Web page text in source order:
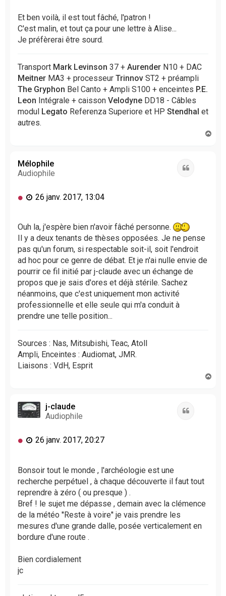
s
a
g
e
o
n
l
u
Et ben voilà, il est tout fâché, l'patron !
C'est malin, et tout ça pour une lettre à Alise...
Je préfèrerai être sourd.
Transport Mark Levinson 37 + Aurender N10 + DAC
Meitner MA3 + processeur Trinnov ST2 + préampli
The Gryphon Bel Canto + Ampli S100 + enceintes P.E.
Leon Intégrale + caisson Velodyne DD18 - Câbles
modul Legato Referenza Superiore et HP Stendhal et
autres.
Mélophile
Audiophile
M
s
a
g
e
n
o
n
l
u
26 janv. 2017, 13:04
Ouh la, j'espère bien n'avoir fâché personne.
Il y a deux tenants de thèses opposées. Je ne pense
pas qu'un forum, si respectable soit-il, soit l'endroit
ad hoc pour ce genre de débat. Et je n'ai nulle envie de
pourrir ce fil initié par j-claude avec un échange de
propos que je sais d'ores et déjà stérile. Sachez
néanmoins, que c'est uniquement mon activité
professionnelle et elle seule qui m'a conduit à
prendre une telle position...
Sources : Nas, Mitsubishi, Teac, Atoll
Ampli, Enceintes : Audiomat, JMR.
Liaisons : VdH, Esprit
j-claude
Audiophile
M
s
a
g
e
n
o
n
l
26 janv. 2017, 20:27
Bonsoir tout le monde , l'archéologie est une
recherche perpétuel , à chaque découverte il faut tout
reprendre à zéro ( ou presque ) .
Bref ! le sujet me dépasse , demain avec la clémence
de la météo ''Reste à voire'' je vais prendre les
mesures d'une grande dalle, posée verticalement en
bordure d'une route .
Bien cordialement
jc